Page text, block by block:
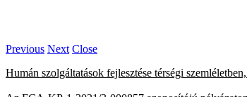
Previous Next Close
Humán szolgáltatások fejlesztése térségi